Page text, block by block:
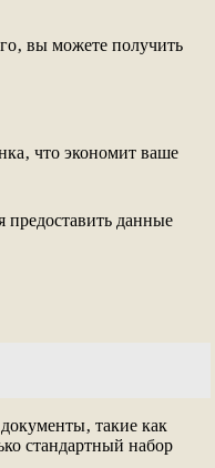
вы можете получить
что экономит ваше
предоставить данные
такие как
стандартный набор